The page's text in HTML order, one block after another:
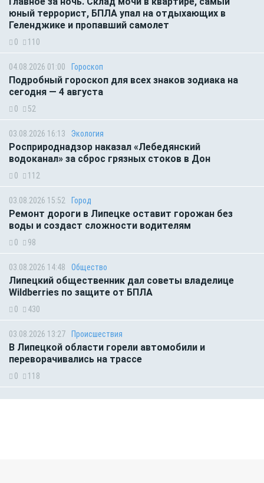
юный террорист, БПЛА упал на отдыхающих в
Геленджике и пропавший самолет
0 110
04.08.2026 01:00 Гороскоп
Подробный гороскоп для всех знаков зодиака на
сегодня — 4 августа
0 52
03.08.2026 16:13 Экология
Росприроднадзор наказал «Лебедянский
водоканал» за сброс грязных стоков в Дон
0 112
03.08.2026 15:52 Город
Ремонт дороги в Липецке оставит горожан без
воды и создаст сложности водителям
0 98
03.08.2026 14:48 Общество
Липецкий общественник дал советы владелице
Wildberries по защите от БПЛА
0 430
03.08.2026 13:27 Происшествия
В Липецкой области горели автомобили и
переворачивались на трассе
0 118